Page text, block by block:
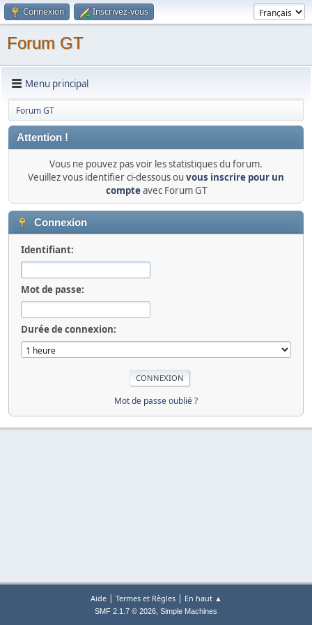
Connexion Inscrivez-vous
Forum GT
Menu principal
Forum GT
Attention !
Vous ne pouvez pas voir les statistiques du forum.
Veuillez vous identifier ci-dessous ou vous inscrire pour un
compteavec Forum GT
Connexion
Identifiant:
Mot de passe:
Durée de connexion:
Mot de passe oublié ?
Aide| Termes et Règles| En haut ▲
SMF 2.1.7 © 2026, Simple Machines